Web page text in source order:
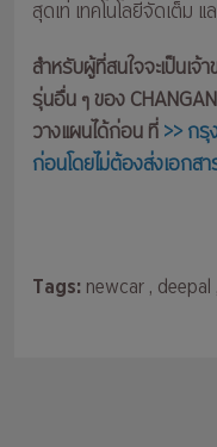
สุดเท่ เทคโนโลยีจัดเต็ม
สำหรับผู้ที่สนใจจะเป็นเ
รุ่นอื่น ๆ ของ
วางแผนได้ก่อน ที่>> กรุ
ก่อนโดยไม่ต้องส่งเอกส
Tags: newcar, deepal